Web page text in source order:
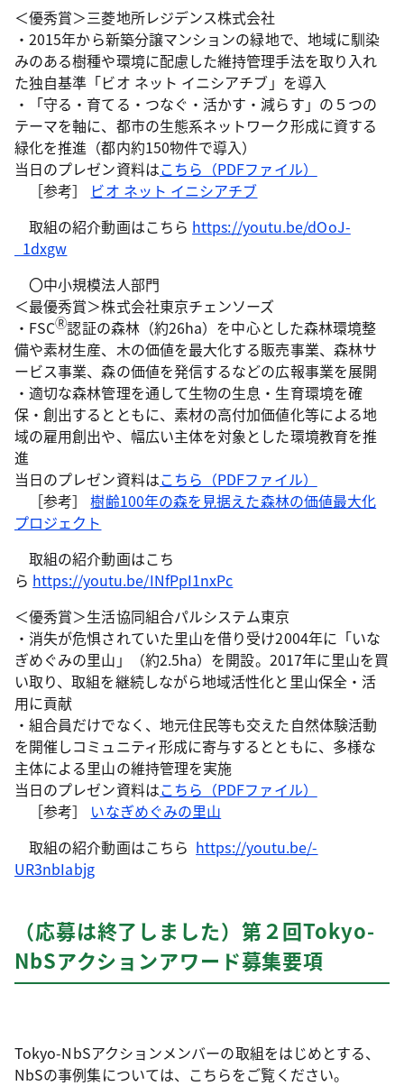
＜優秀賞＞三菱地所レジデンス株式会社
・2015年から新築分譲マンションの緑地で、地域に馴染
みのある樹種や環境に配慮した維持管理手法を取り入れ
た独自基準「ビオ ネット イニシアチブ」を導入
・「守る・育てる・つなぐ・活かす・減らす」の５つの
テーマを軸に、都市の生態系ネットワーク形成に資する
緑化を推進（都内約150物件で導入）
当日のプレゼン資料はこちら（PDFファイル）
［参考］
ビオ ネット イニシアチブ
取組の紹介動画はこちら https://youtu.be/dOoJ-
_1dxgw
〇中小規模法人部門
＜最優秀賞＞株式会社東京チェンソーズ
・FSCⓇ認証の森林（約26ha）を中心とした森林環境整
備や素材生産、木の価値を最大化する販売事業、森林サ
ービス事業、森の価値を発信するなどの広報事業を展開
・適切な森林管理を通して生物の生息・生育環境を確
保・創出するとともに、素材の高付加価値化等による地
域の雇用創出や、幅広い主体を対象とした環境教育を推
進
当日のプレゼン資料はこちら（PDFファイル）
［参考］樹齢100年の森を見据えた森林の価値最大化
プロジェクト
取組の紹介動画はこち
ら https://youtu.be/INfPpI1nxPc
＜優秀賞＞生活協同組合パルシステム東京
・消失が危惧されていた里山を借り受け2004年に「いな
ぎめぐみの里山」（約2.5ha）を開設。2017年に里山を買
い取り、取組を継続しながら地域活性化と里山保全・活
用に貢献
・組合員だけでなく、地元住民等も交えた自然体験活動
を開催しコミュニティ形成に寄与するとともに、多様な
主体による里山の維持管理を実施
当日のプレゼン資料はこちら（PDFファイル）
［参考］ いなぎめぐみの里山
取組の紹介動画はこちら https://youtu.be/-
UR3nbIabjg
（応募は終了しました）第２回Tokyo-
NbSアクションアワード募集要項
Tokyo-NbSアクションメンバーの取組をはじめとする、
NbSの事例集については、こちらをご覧ください。